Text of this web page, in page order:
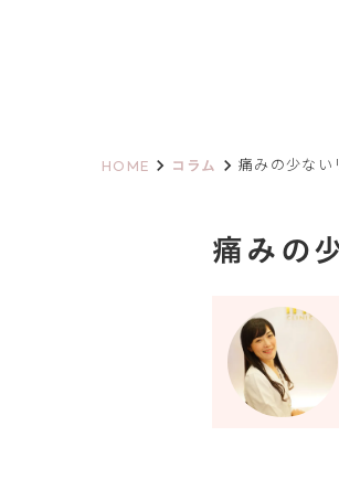
HOME keyboard_arrow_right コラム keyboard_arrow_right痛みの少ない
痛みの